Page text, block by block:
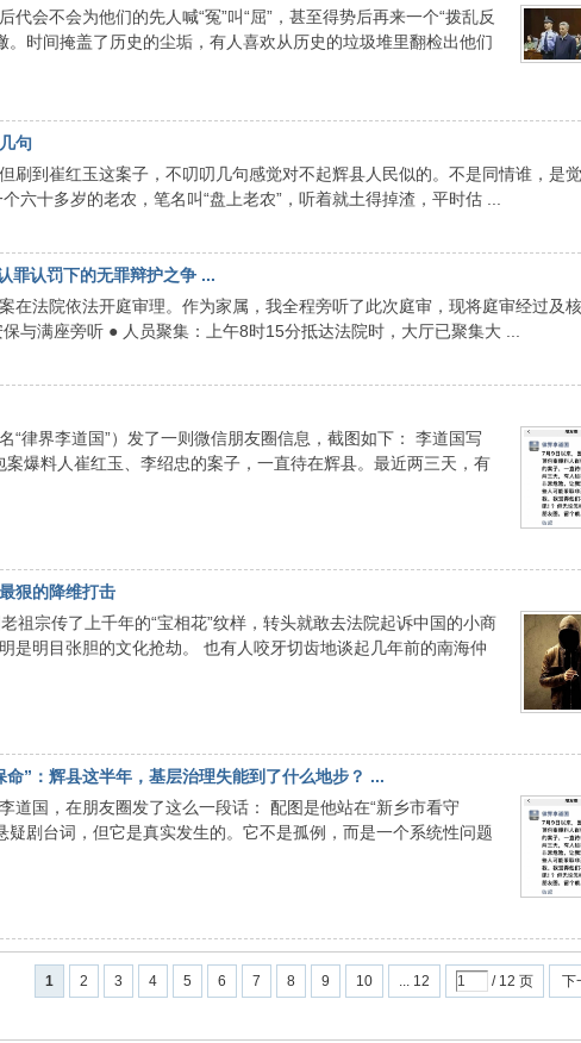
会不会为他们的先人喊“冤”叫“屈”，甚至得势后再来一个“拨乱反
。时间掩盖了历史的尘垢，有人喜欢从历史的垃圾堆里翻检出他们
句
刷到崔红玉这案子，不叨叨几句感觉对不起辉县人民似的。不是同情谁，是
六十多岁的老农，笔名叫“盘上老农”，听着就土得掉渣，平时估 ...
罪认罚下的无罪辩护之争 ...
在法院依法开庭审理。作为家属，我全程旁听了此次庭审，现将庭审经过及
与满座旁听 ● 人员聚集：上午8时15分抵达法院时，大厅已聚集大 ...
“律界李道国”）发了一则微信朋友圈信息，截图如下： 李道国写
爆料人崔红玉、李绍忠的案子，一直待在辉县。最近两三天，有
狠的降维打击
祖宗传了上千年的“宝相花”纹样，转头就敢去法院起诉中国的小商
是明目张胆的文化抢劫。 也有人咬牙切齿地谈起几年前的南海仲
”：辉县这半年，基层治理失能到了什么地步？ ...
国，在朋友圈发了这么一段话： 配图是他站在“新乡市看守
疑剧台词，但它是真实发生的。它不是孤例，而是一个系统性问题
1 2 3 4 5 6 7 8 9 10 ... 12 / 12 页 下